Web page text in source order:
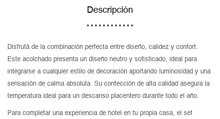
Descripción
Disfrutá de la combinación perfecta entre diseño, calidez y confort.
Este acolchado presenta un diseño neutro y sofisticado, ideal para
integrarse a cualquier estilo de decoración aportando luminosidad y una
sensación de calma absoluta. Su confección de alta calidad asegura la
temperatura ideal para un descanso placentero durante todo el año.
Para completar una experiencia de hotel en tu propia casa, el set